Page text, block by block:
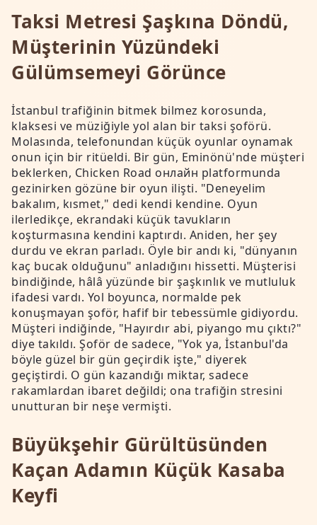
Taksi Metresi Şaşkına Döndü,
Müşterinin Yüzündeki
Gülümsemeyi Görünce
İstanbul trafiğinin bitmek bilmez korosunda,
klaksesi ve müziğiyle yol alan bir taksi şoförü.
Molasında, telefonundan küçük oyunlar oynamak
onun için bir ritüeldi. Bir gün, Eminönü'nde müşteri
beklerken, Chicken Road онлайн platformunda
gezinirken gözüne bir oyun ilişti. "Deneyelim
bakalım, kısmet," dedi kendi kendine. Oyun
ilerledikçe, ekrandaki küçük tavukların
koşturmasına kendini kaptırdı. Aniden, her şey
durdu ve ekran parladı. Öyle bir andı ki, "dünyanın
kaç bucak olduğunu" anladığını hissetti. Müşterisi
bindiğinde, hâlâ yüzünde bir şaşkınlık ve mutluluk
ifadesi vardı. Yol boyunca, normalde pek
konuşmayan şoför, hafif bir tebessümle gidiyordu.
Müşteri indiğinde, "Hayırdır abi, piyango mu çıktı?"
diye takıldı. Şoför de sadece, "Yok ya, İstanbul'da
böyle güzel bir gün geçirdik işte," diyerek
geçiştirdi. O gün kazandığı miktar, sadece
rakamlardan ibaret değildi; ona trafiğin stresini
unutturan bir neşe vermişti.
Büyükşehir Gürültüsünden
Kaçan Adamın Küçük Kasaba
Keyfi